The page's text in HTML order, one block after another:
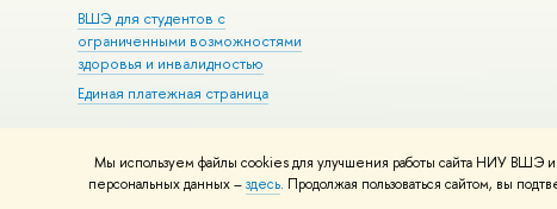
Мы используем файлы cookies для улучшения работы сайта НИУ ВШЭ и
персональных данных –здесь. Продолжая пользоваться сайтом, вы
ВШЭ для студентов с
ограниченными возможностями
здоровья и инвалидностью
Единая платежная страница
© НИУ ВШЭ 1993–2026 Условия использования материалов
Шрифты HSE Sans и HSE Slab разработаны вШколе дизайна НИУ